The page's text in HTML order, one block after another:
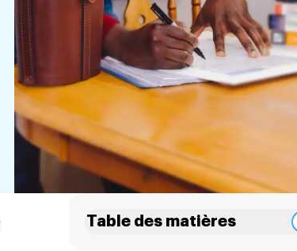
Table des matières